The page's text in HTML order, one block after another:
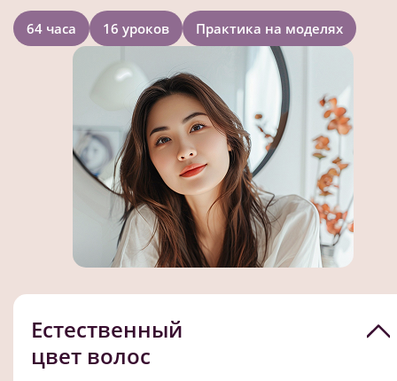
64 часа 16 уроков Практика на моделях
Естественный
цвет волос